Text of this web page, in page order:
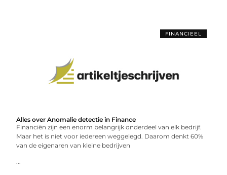
FINANCIEEL
Alles over Anomalie detectie in Finance
Financiën zijn een enorm belangrijk onderdeel van elk bedrijf.
Maar het is niet voor iedereen weggelegd. Daarom denkt 60%
van de eigenaren van kleine bedrijven
...